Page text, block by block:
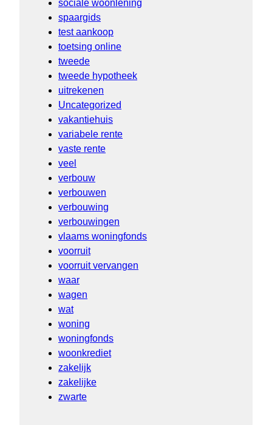
sociale woonlening
spaargids
test aankoop
toetsing online
tweede
tweede hypotheek
uitrekenen
Uncategorized
vakantiehuis
variabele rente
vaste rente
veel
verbouw
verbouwen
verbouwing
verbouwingen
vlaams woningfonds
voorruit
voorruit vervangen
waar
wagen
wat
woning
woningfonds
woonkrediet
zakelijk
zakelijke
zwarte